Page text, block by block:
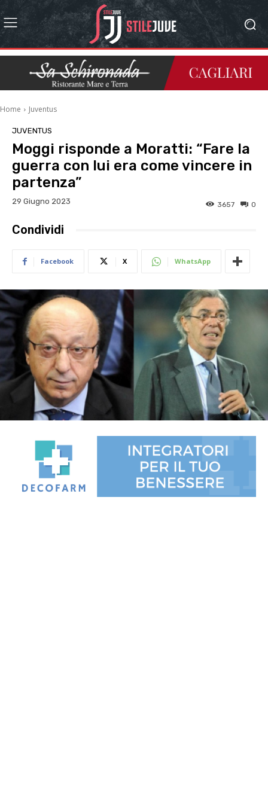
Home Juventus
JUVENTUS
Moggi risponde a Moratti: “Fare la
guerra con lui era come vincere in
partenza”
29 Giugno 2023 0
3657
Condividi
Facebook X WhatsApp